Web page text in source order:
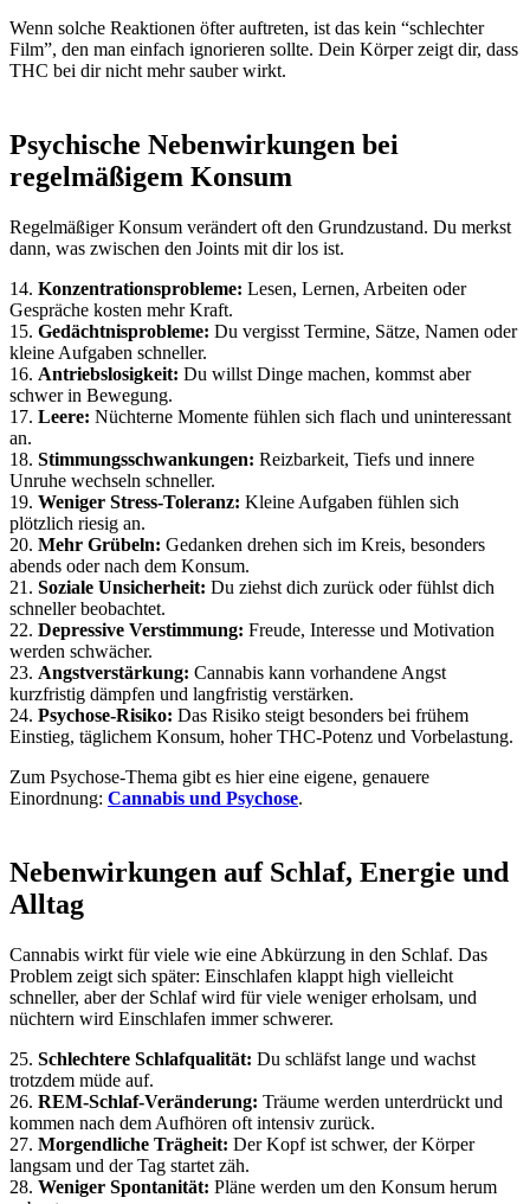
Wenn solche Reaktionen öfter auftreten, ist das kein “schlechter
Film”, den man einfach ignorieren sollte. Dein Körper zeigt dir, dass
THC bei dir nicht mehr sauber wirkt.
Psychische Nebenwirkungen bei
regelmäßigem Konsum
Regelmäßiger Konsum verändert oft den Grundzustand. Du merkst
dann, was zwischen den Joints mit dir los ist.
14. Konzentrationsprobleme: Lesen, Lernen, Arbeiten oder
Gespräche kosten mehr Kraft.
15. Gedächtnisprobleme: Du vergisst Termine, Sätze, Namen oder
kleine Aufgaben schneller.
16. Antriebslosigkeit: Du willst Dinge machen, kommst aber
schwer in Bewegung.
17. Leere: Nüchterne Momente fühlen sich flach und uninteressant
an.
18. Stimmungsschwankungen: Reizbarkeit, Tiefs und innere
Unruhe wechseln schneller.
19. Weniger Stress-Toleranz: Kleine Aufgaben fühlen sich
plötzlich riesig an.
20. Mehr Grübeln: Gedanken drehen sich im Kreis, besonders
abends oder nach dem Konsum.
21. Soziale Unsicherheit: Du ziehst dich zurück oder fühlst dich
schneller beobachtet.
22. Depressive Verstimmung: Freude, Interesse und Motivation
werden schwächer.
23. Angstverstärkung: Cannabis kann vorhandene Angst
kurzfristig dämpfen und langfristig verstärken.
24. Psychose-Risiko: Das Risiko steigt besonders bei frühem
Einstieg, täglichem Konsum, hoher THC-Potenz und Vorbelastung.
Zum Psychose-Thema gibt es hier eine eigene, genauere
Einordnung: Cannabis und Psychose.
Nebenwirkungen auf Schlaf, Energie und
Alltag
Cannabis wirkt für viele wie eine Abkürzung in den Schlaf. Das
Problem zeigt sich später: Einschlafen klappt high vielleicht
schneller, aber der Schlaf wird für viele weniger erholsam, und
nüchtern wird Einschlafen immer schwerer.
25. Schlechtere Schlafqualität: Du schläfst lange und wachst
trotzdem müde auf.
26. REM-Schlaf-Veränderung: Träume werden unterdrückt und
kommen nach dem Aufhören oft intensiv zurück.
27. Morgendliche Trägheit: Der Kopf ist schwer, der Körper
langsam und der Tag startet zäh.
28. Weniger Spontanität: Pläne werden um den Konsum herum